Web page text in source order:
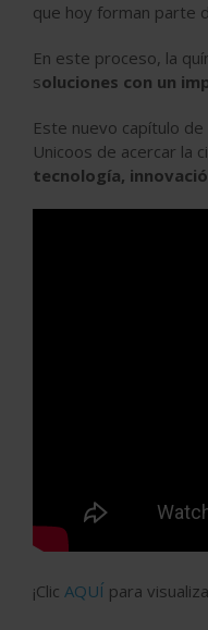
que hoy forman parte
En este proceso, la
soluciones con un
Este nuevo capítulo
Unicoos de acercar la
tecnología,
¡Clic AQUÍ para